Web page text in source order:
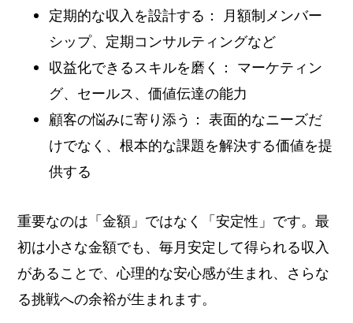
定期的な収入を設計する： 月額制メンバー
シップ、定期コンサルティングなど
収益化できるスキルを磨く： マーケティン
グ、セールス、価値伝達の能力
顧客の悩みに寄り添う： 表面的なニーズだ
けでなく、根本的な課題を解決する価値を提
供する
重要なのは「金額」ではなく「安定性」です。最
初は小さな金額でも、毎月安定して得られる収入
があることで、心理的な安心感が生まれ、さらな
る挑戦への余裕が生まれます。